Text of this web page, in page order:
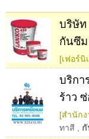
บริษัท
กันซึม
[เฟอร์นิ
บริกา
ร้าว
[สำนัก
ทาสี